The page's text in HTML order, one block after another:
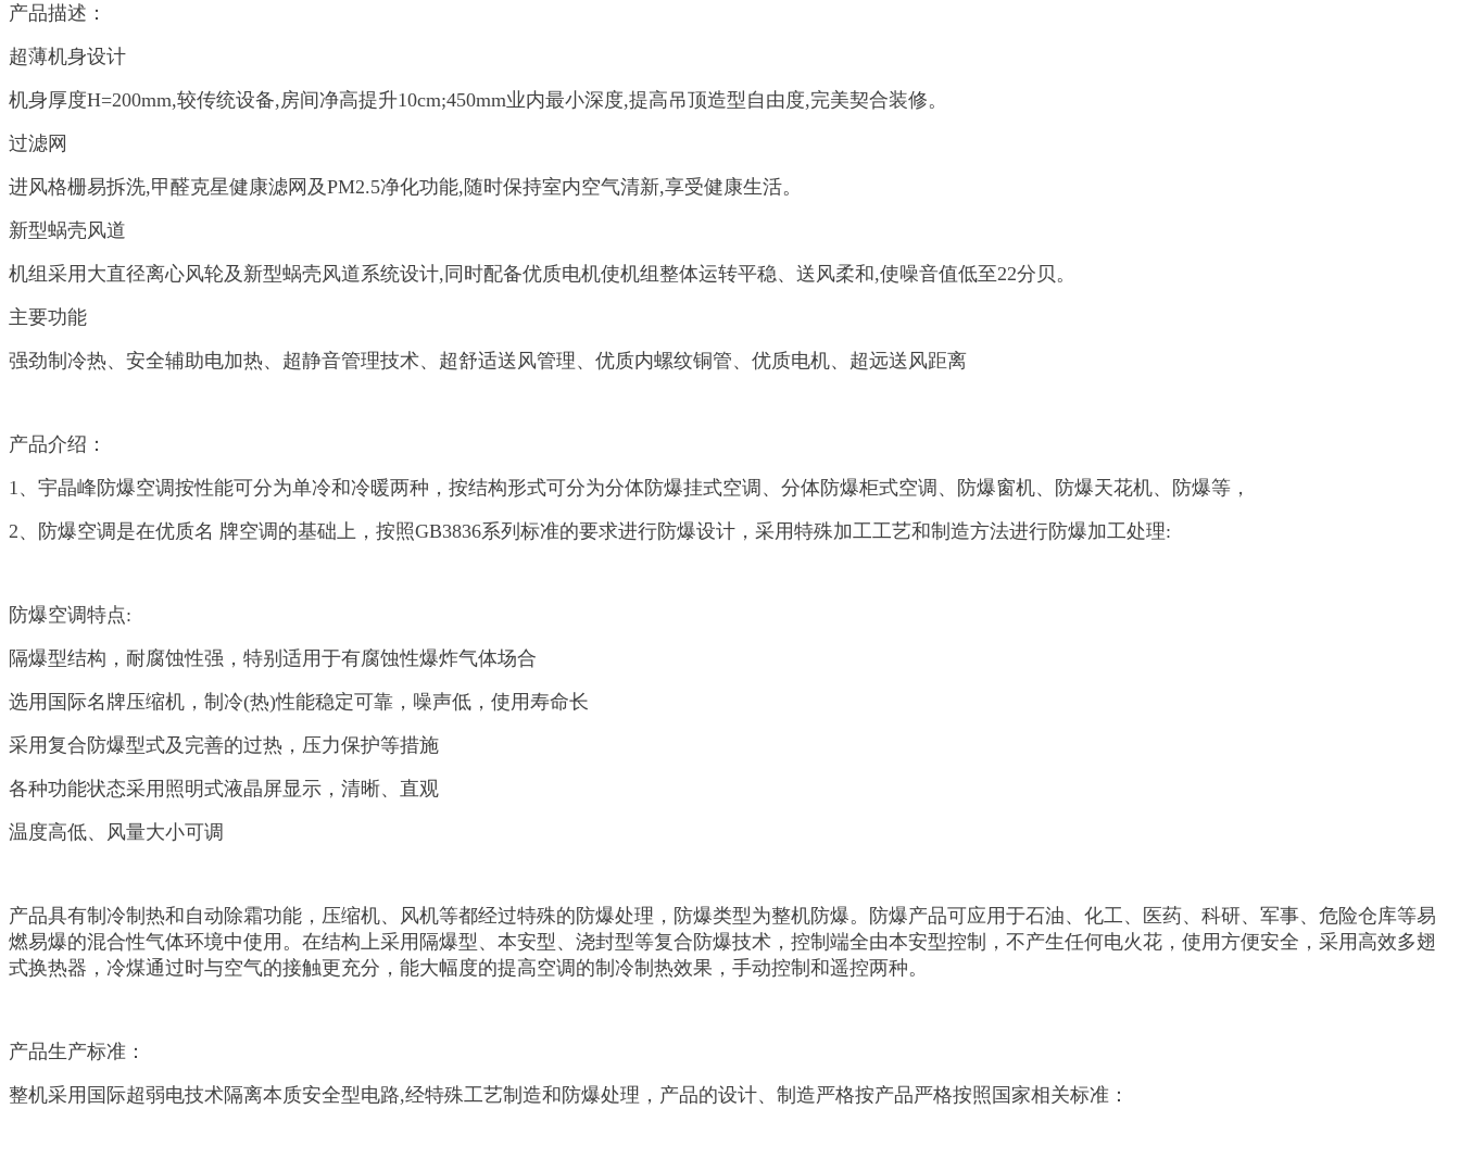
产品描述：
超薄机身设计
机身厚度H=200mm,较传统设备,房间净高提升10cm;450mm业内最小深度,提高吊顶造型自由度,完美契合装修。
过滤网
进风格栅易拆洗,甲醛克星健康滤网及PM2.5净化功能,随时保持室内空气清新,享受健康生活。
新型蜗壳风道
机组采用大直径离心风轮及新型蜗壳风道系统设计,同时配备优质电机使机组整体运转平稳、送风柔和,使噪音值低至22分贝。
主要功能
强劲制冷热、安全辅助电加热、超静音管理技术、超舒适送风管理、优质内螺纹铜管、优质电机、超远送风距离
产品介绍：
1、宇晶峰防爆空调按性能可分为单冷和冷暖两种，按结构形式可分为分体防爆挂式空调、分体防爆柜式空调、防爆窗机、防爆天花机、防爆等，
2、防爆空调是在优质名 牌空调的基础上，按照GB3836系列标准的要求进行防爆设计，采用特殊加工工艺和制造方法进行防爆加工处理:
防爆空调特点:
隔爆型结构，耐腐蚀性强，特别适用于有腐蚀性爆炸气体场合
选用国际名牌压缩机，制冷(热)性能稳定可靠，噪声低，使用寿命长
采用复合防爆型式及完善的过热，压力保护等措施
各种功能状态采用照明式液晶屏显示，清晰、直观
温度高低、风量大小可调
产品具有制冷制热和自动除霜功能，压缩机、风机等都经过特殊的防爆处理，防爆类型为整机防爆。防爆产品可应用于石油、化工、医药、科研、军事、危险仓库等易
燃易爆的混合性气体环境中使用。在结构上采用隔爆型、本安型、浇封型等复合防爆技术，控制端全由本安型控制，不产生任何电火花，使用方便安全，采用高效多翅
式换热器，冷煤通过时与空气的接触更充分，能大幅度的提高空调的制冷制热效果，手动控制和遥控两种。
产品生产标准：
整机采用国际超弱电技术隔离本质安全型电路,经特殊工艺制造和防爆处理，产品的设计、制造严格按产品严格按照国家相关标准：